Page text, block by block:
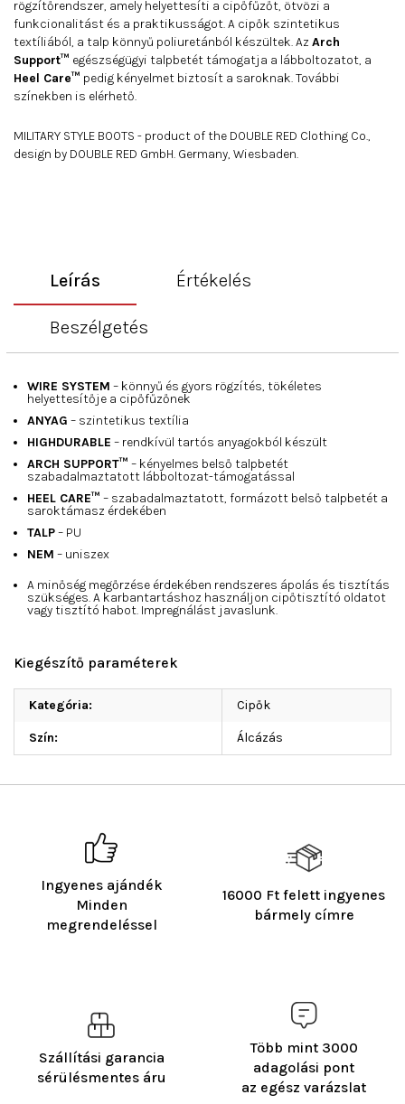
rögzítőrendszer, amely helyettesíti a cipőfűzőt, ötvözi a
funkcionalitást és a praktikusságot. A cipők szintetikus
textíliából, a talp könnyű poliuretánból készültek. Az Arch
Support™ egészségügyi talpbetét támogatja a lábboltozatot, a
Heel Care™ pedig kényelmet biztosít a saroknak. További
színekben is elérhető.
MILITARY STYLE BOOTS - product of the DOUBLE RED Clothing Co.,
design by DOUBLE RED GmbH. Germany, Wiesbaden.
Ingyenes ajándék
Minden
megrendeléssel
16000 Ft felett ingyenes
bármely címre
Szállítási garancia
sérülésmentes áru
Több mint 3000
adagolási pont
az egész varázslat
Leírás Értékelés
Beszélgetés
WIRE SYSTEM – könnyű és gyors rögzítés, tökéletes
helyettesítője a cipőfűzőnek
ANYAG – szintetikus textília
HIGHDURABLE – rendkívül tartós anyagokból készült
ARCH SUPPORT™ – kényelmes belső talpbetét
szabadalmaztatott lábboltozat-támogatással
HEEL CARE™ – szabadalmaztatott, formázott belső talpbetét a
saroktámasz érdekében
TALP– PU
NEM – uniszex
A minőség megőrzése érdekében rendszeres ápolás és tisztítás
szükséges. A karbantartáshoz használjon cipőtisztító oldatot
vagy tisztító habot. Impregnálást javaslunk.
Kiegészítő paraméterek
Kategória: Cipők
Szín: Álcázás